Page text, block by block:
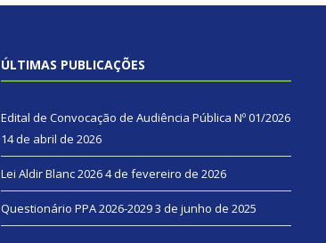
ÚLTIMAS PUBLICAÇÕES
Edital de Convocação de Audiência Pública Nº 01/2026
14 de abril de 2026
Lei Aldir Blanc 20264 de fevereiro de 2026
Questionário PPA 2026-20293 de junho de 2025